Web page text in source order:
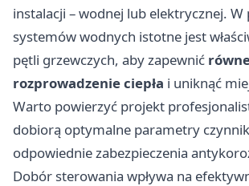
instalacji – wodnej lub elektrycznej. W
systemów wodnych istotne jest
pętli grzewczych, aby zapewnić
rozprowadzenie ciepła i uniknąć
Warto powierzyć projekt
dobiorą optymalne parametry
odpowiednie zabezpieczenia
Dobór sterowania wpływa na